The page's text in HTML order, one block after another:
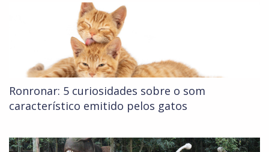
Ronronar: 5 curiosidades sobre o som
característico emitido pelos gatos